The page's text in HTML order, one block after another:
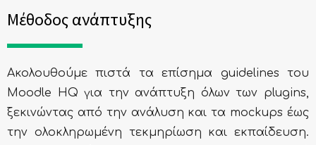
Μέθοδος ανάπτυξης
Ακολουθούμε πιστά τα επίσημα guidelines του
Moodle HQ για την ανάπτυξη όλων των plugins,
ξεκινώντας από την ανάλυση και τα mockups έως
την ολοκληρωμένη τεκμηρίωση και εκπαίδευση.